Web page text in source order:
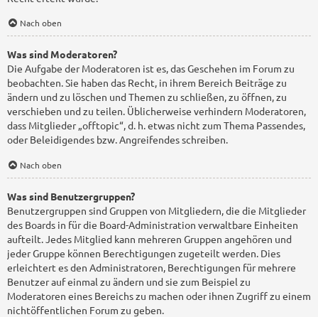
Nach oben
Was sind Moderatoren?
Die Aufgabe der Moderatoren ist es, das Geschehen im Forum zu
beobachten. Sie haben das Recht, in ihrem Bereich Beiträge zu
ändern und zu löschen und Themen zu schließen, zu öffnen, zu
verschieben und zu teilen. Üblicherweise verhindern Moderatoren,
dass Mitglieder „offtopic“, d. h. etwas nicht zum Thema Passendes,
oder Beleidigendes bzw. Angreifendes schreiben.
Nach oben
Was sind Benutzergruppen?
Benutzergruppen sind Gruppen von Mitgliedern, die die Mitglieder
des Boards in für die Board-Administration verwaltbare Einheiten
aufteilt. Jedes Mitglied kann mehreren Gruppen angehören und
jeder Gruppe können Berechtigungen zugeteilt werden. Dies
erleichtert es den Administratoren, Berechtigungen für mehrere
Benutzer auf einmal zu ändern und sie zum Beispiel zu
Moderatoren eines Bereichs zu machen oder ihnen Zugriff zu einem
nichtöffentlichen Forum zu geben.